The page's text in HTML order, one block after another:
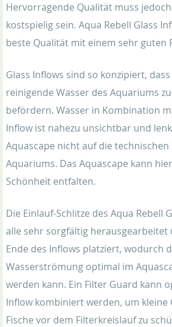
Hervorragende Qualität muss
kostspielig sein. Aqua Rebell Glass
beste Qualität mit einem sehr guten
Glass Inflows sind so konzipiert, dass
reinigende Wasser des Aquariums
befördern. Wasser in Kombination
Inflow ist nahezu unsichtbar und
Aquascape nicht auf die
Aquariums. Das Aquascape kann
Schönheit entfalten.
Die Einlauf-Schlitze des Aqua Rebell
alle sehr sorgfältig herausgearbeitet
Ende des Inflows platziert, wodurch
Wasserströmung optimal im
werden kann. Ein Filter Guard kann
Inflow kombiniert werden, um kleine
Fische vor dem Filterkreislauf zu